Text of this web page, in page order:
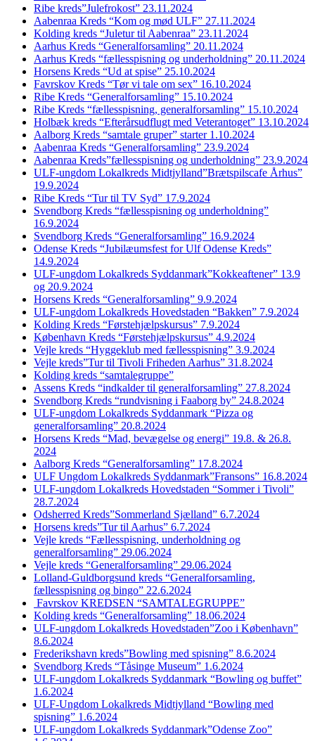
Ribe kreds”Julefrokost” 23.11.2024
Aabenraa Kreds “Kom og mød ULF” 27.11.2024
Kolding kreds “Juletur til Aabenraa” 23.11.2024
Aarhus Kreds “Generalforsamling” 20.11.2024
Aarhus Kreds “fællesspisning og underholdning” 20.11.2024
Horsens Kreds “Ud at spise” 25.10.2024
Favrskov Kreds “Tør vi tale om sex” 16.10.2024
Ribe Kreds “Generalforsamling” 15.10.2024
Ribe Kreds “fællesspisning, generalforsamling” 15.10.2024
Holbæk kreds “Efterårsudflugt med Veterantoget” 13.10.2024
Aalborg Kreds “samtale gruper” starter 1.10.2024
Aabenraa Kreds “Generalforsamling” 23.9.2024
Aabenraa Kreds”fællesspisning og underholdning” 23.9.2024
ULF-ungdom Lokalkreds Midtjylland”Brætspilscafe Århus”
19.9.2024
Ribe Kreds “Tur til TV Syd” 17.9.2024
Svendborg Kreds “fællesspisning og underholdning”
16.9.2024
Svendborg Kreds “Generalforsamling” 16.9.2024
Odense Kreds “Jubilæumsfest for Ulf Odense Kreds”
14.9.2024
ULF-ungdom Lokalkreds Syddanmark”Kokkeaftener” 13.9
og 20.9.2024
Horsens Kreds “Generalforsamling” 9.9.2024
ULF-ungdom Lokalkreds Hovedstaden “Bakken” 7.9.2024
Kolding Kreds “Førstehjælpskursus” 7.9.2024
København Kreds “Førstehjælpskursus” 4.9.2024
Vejle kreds “Hyggeklub med fællesspisning” 3.9.2024
Vejle kreds”Tur til Tivoli Friheden Aarhus” 31.8.2024
Kolding kreds “samtalegruppe”
Assens Kreds “indkalder til generalforsamling” 27.8.2024
Svendborg Kreds “rundvisning i Faaborg by” 24.8.2024
ULF-ungdom Lokalkreds Syddanmark “Pizza og
generalforsamling” 20.8.2024
Horsens Kreds “Mad, bevægelse og energi” 19.8. & 26.8.
2024
Aalborg Kreds “Generalforsamling” 17.8.2024
ULF Ungdom Lokalkreds Syddanmark”Fransons” 16.8.2024
ULF-ungdom Lokalkreds Hovedstaden “Sommer i Tivoli”
28.7.2024
Odsherred Kreds”Sommerland Sjælland” 6.7.2024
Horsens kreds”Tur til Aarhus” 6.7.2024
Vejle kreds “Fællesspisning, underholdning og
generalforsamling” 29.06.2024
Vejle kreds “Generalforsamling” 29.06.2024
Lolland-Guldborgsund kreds “Generalforsamling,
fællesspisning og bingo” 22.6.2024
Favrskov KREDSEN “SAMTALEGRUPPE”
Kolding kreds “Generalforsamling” 18.06.2024
ULF-ungdom Lokalkreds Hovedstaden”Zoo i København”
8.6.2024
Frederikshavn kreds”Bowling med spisning” 8.6.2024
Svendborg Kreds “Tåsinge Museum” 1.6.2024
ULF-ungdom Lokalkreds Syddanmark “Bowling og buffet”
1.6.2024
ULF-Ungdom Lokalkreds Midtjylland “Bowling med
spisning” 1.6.2024
ULF-ungdom Lokalkreds Syddanmark”Odense Zoo”